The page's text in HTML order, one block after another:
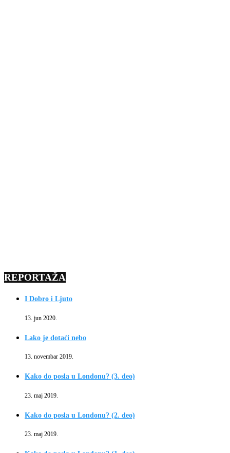
REPORTAŽA
I Dobro i Ljuto
13. jun 2020.
Lako je dotaći nebo
13. novembar 2019.
Kako do posla u Londonu? (3. deo)
23. maj 2019.
Kako do posla u Londonu? (2. deo)
23. maj 2019.